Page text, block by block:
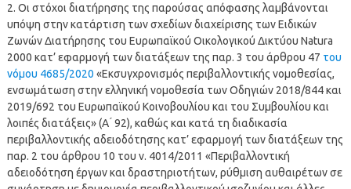
2. Οι στόχοι διατήρησης της παρούσας απόφασης λαμβάνονται
υπόψη στην κατάρτιση των σχεδίων διαχείρισης των Ειδικών
Ζωνών Διατήρησης του Ευρωπαϊκού Οικολογικού Δικτύου Natura
2000 κατ’ εφαρμογή των διατάξεων της παρ. 3 του άρθρου 47 του
νόμου 4685/2020 «Εκσυγχρονισμός περιβαλλοντικής νομοθεσίας,
ενσωμάτωση στην ελληνική νομοθεσία των Οδηγιών 2018/844 και
2019/692 του Ευρωπαϊκού Κοινοβουλίου και του Συμβουλίου και
λοιπές διατάξεις» (Α ́ 92), καθώς και κατά τη διαδικασία
περιβαλλοντικής αδειοδότησης κατ’ εφαρμογή των διατάξεων της
παρ. 2 του άρθρου 10 του ν. 4014/2011 «Περιβαλλοντική
αδειοδότηση έργων και δραστηριοτήτων, ρύθμιση αυθαιρέτων σε